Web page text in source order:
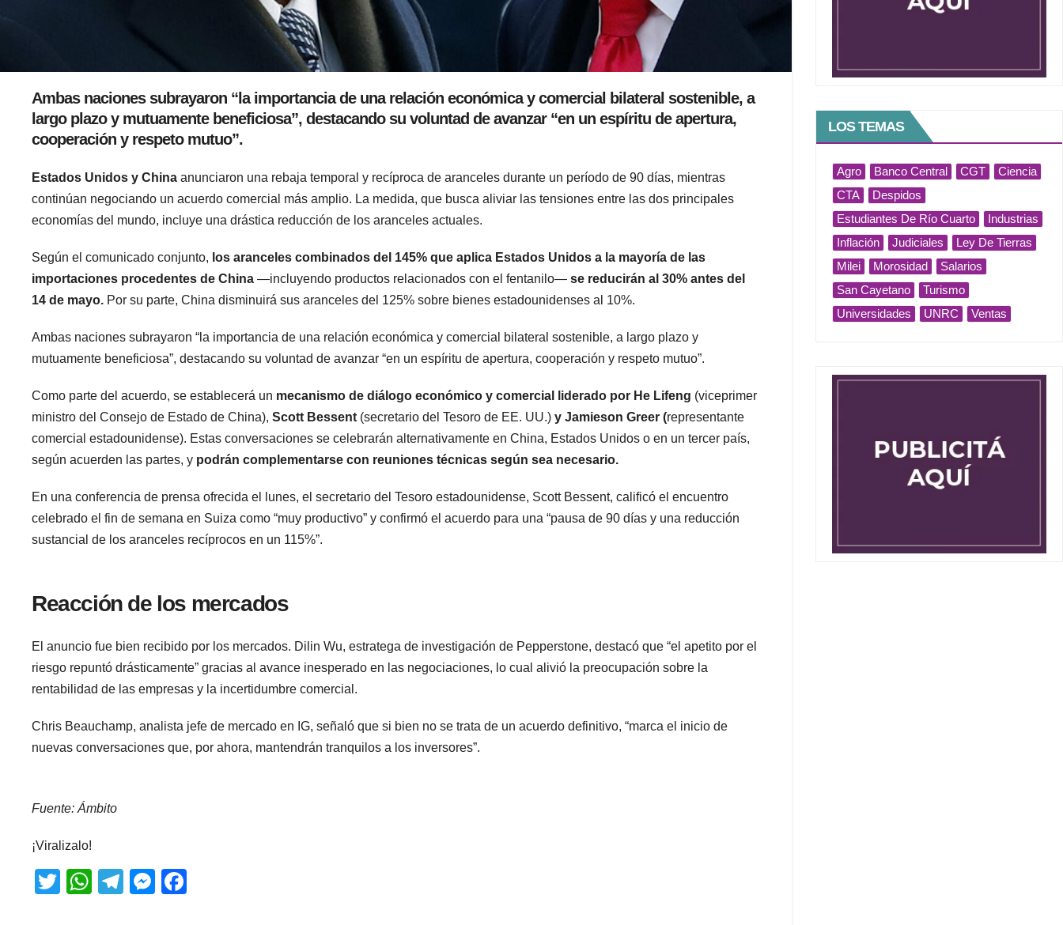
Ambas naciones subrayaron “la importancia de una relación económica y comercial bilateral sostenible, a
largo plazo y mutuamente beneficiosa”, destacando su voluntad de avanzar “en un espíritu de apertura,
cooperación y respeto mutuo”.
Estados Unidos y China anunciaron una rebaja temporal y recíproca de aranceles durante un período de 90 días, mientras
continúan negociando un acuerdo comercial más amplio. La medida, que busca aliviar las tensiones entre las dos principales
economías del mundo, incluye una drástica reducción de los aranceles actuales.
Según el comunicado conjunto, los aranceles combinados del 145% que aplica Estados Unidos a la mayoría de las
importaciones procedentes de China —incluyendo productos relacionados con el fentanilo— se reducirán al 30% antes del
14 de mayo. Por su parte, China disminuirá sus aranceles del 125% sobre bienes estadounidenses al 10%.
Ambas naciones subrayaron “la importancia de una relación económica y comercial bilateral sostenible, a largo plazo y
mutuamente beneficiosa”, destacando su voluntad de avanzar “en un espíritu de apertura, cooperación y respeto mutuo”.
Como parte del acuerdo, se establecerá un mecanismo de diálogo económico y comercial liderado por He Lifeng (viceprimer
ministro del Consejo de Estado de China), Scott Bessent (secretario del Tesoro de EE. UU.) y Jamieson Greer (representante
comercial estadounidense). Estas conversaciones se celebrarán alternativamente en China, Estados Unidos o en un tercer país,
según acuerden las partes, y podrán complementarse con reuniones técnicas según sea necesario.
En una conferencia de prensa ofrecida el lunes, el secretario del Tesoro estadounidense, Scott Bessent, calificó el encuentro
celebrado el fin de semana en Suiza como “muy productivo” y confirmó el acuerdo para una “pausa de 90 días y una reducción
sustancial de los aranceles recíprocos en un 115%”.
Reacción de los mercados
El anuncio fue bien recibido por los mercados. Dilin Wu, estratega de investigación de Pepperstone, destacó que “el apetito por el
riesgo repuntó drásticamente” gracias al avance inesperado en las negociaciones, lo cual alivió la preocupación sobre la
rentabilidad de las empresas y la incertidumbre comercial.
Chris Beauchamp, analista jefe de mercado en IG, señaló que si bien no se trata de un acuerdo definitivo, “marca el inicio de
nuevas conversaciones que, por ahora, mantendrán tranquilos a los inversores”.
Fuente: Ámbito
¡Viralizalo!
T
W
T
M
LOS TEMAS
Agro Banco Central CGT
Ciencia
CTA
Despidos
Estudiantes De Río Cuarto
Industrias
Inflación
Judiciales
Ley De Tierras
Milei
Morosidad
Salarios
San Cayetano
Turismo
Universidades
UNRC Ventas